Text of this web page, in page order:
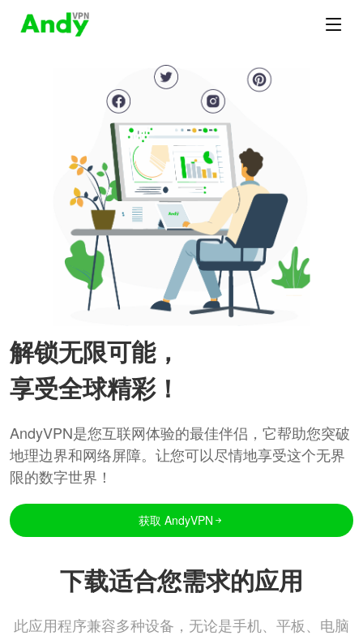
解锁无限可能，
享受全球精彩！
AndyVPN是您互联网体验的最佳伴侣，它帮助您突破
地理边界和网络屏障。让您可以尽情地享受这个无界
限的数字世界！
获取 AndyVPN
下载适合您需求的应用
此应用程序兼容多种设备，无论是手机、平板、电脑